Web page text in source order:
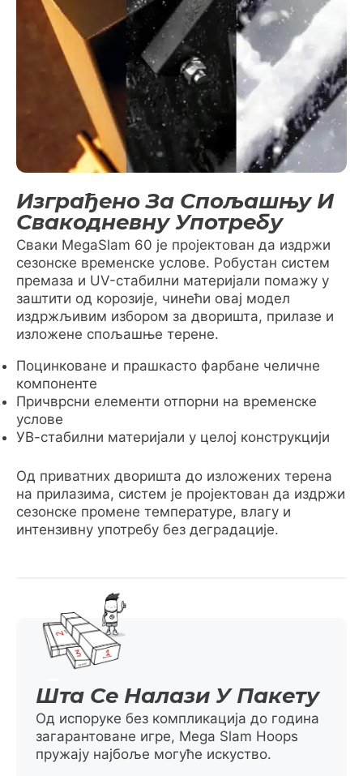
Изграђено За Спољашњу И
Свакодневну Употребу
Сваки MegaSlam 60 је пројектован да издржи
сезонске временске услове. Робустан систем
премаза и UV-стабилни материјали помажу у
заштити од корозије, чинећи овај модел
издржљивим избором за дворишта, прилазе и
изложене спољашње терене.
Поцинковане и прашкасто фарбане челичне
компоненте
Причврсни елементи отпорни на временске
услове
УВ-стабилни материјали у целој конструкцији
Од приватних дворишта до изложених терена
на прилазима, систем је пројектован да издржи
сезонске промене температуре, влагу и
интензивну употребу без деградације.
Шта Се Налази У Пакету
Од испоруке без компликација до година
загарантоване игре, Mega Slam Hoops
пружају најбоље могуће искуство.